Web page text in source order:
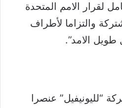
لقرار الامم المتحدة
مشتركة والتزاما لأطراف
الامد”.
“لليونيفيل” عنصرا